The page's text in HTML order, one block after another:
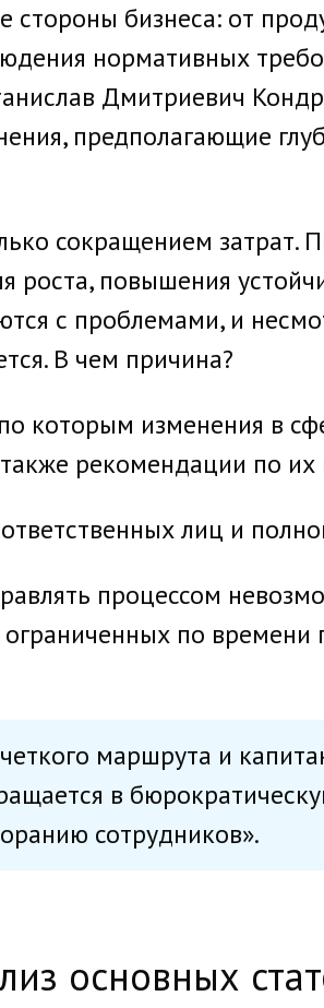
стороны бизнеса: от
нормативных
Дмитриевич
предполагающие
сокращением затрат.
роста, повышения
с проблемами, и
В чем причина?
которым изменения в
рекомендации по
лиц и
процессом
по времени
маршрута и
в
сотрудников».
основных